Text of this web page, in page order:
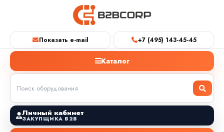
Показать e-mail +7 (495) 143-45-45
Каталог
Личный кабинет
ЗАКУПЩИКА B2B